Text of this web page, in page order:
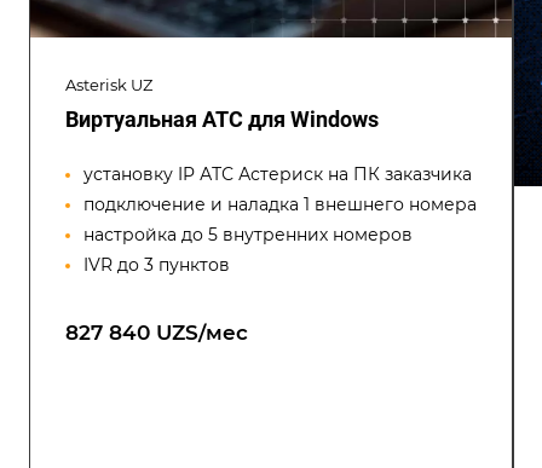
Asterisk UZ
Виртуальная АТС для Windows
установку IP АТС Астериск на ПК заказчика
подключение и наладка 1 внешнего номера
настройка до 5 внутренних номеров
IVR до 3 пунктов
827 840 UZS/мес